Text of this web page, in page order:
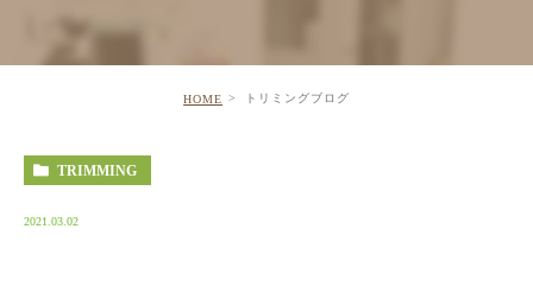
HOME トリミングブログ
TRIMMING
2021.03.02